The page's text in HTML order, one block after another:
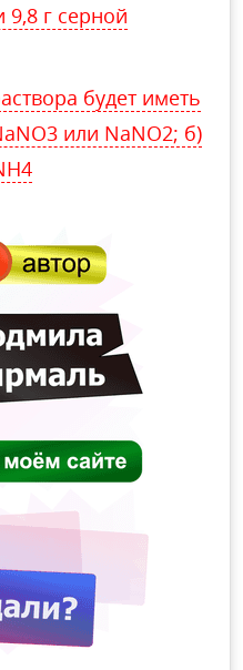
9,8 г серной
будет иметь
или NaNO2; б)